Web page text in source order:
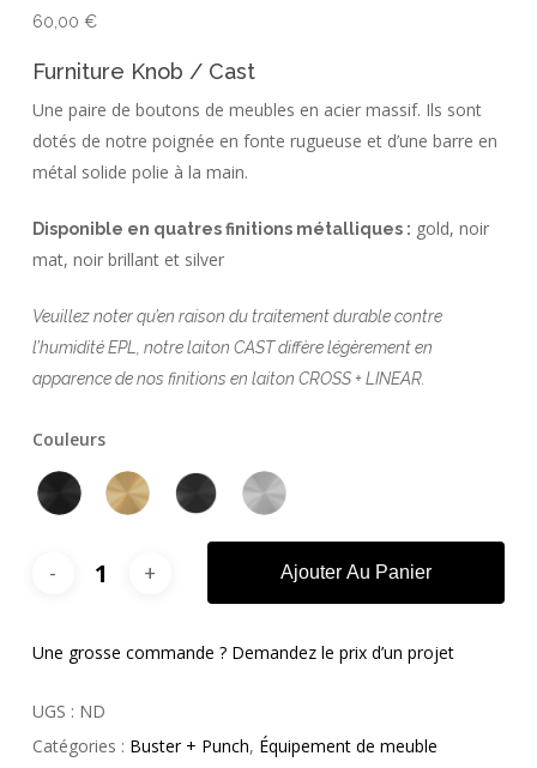
60,00 €
Furniture Knob / Cast
Une paire de boutons de meubles en acier massif. Ils sont
dotés de notre poignée en fonte rugueuse et d’une barre en
métal solide polie à la main.
Disponible en quatres finitions métalliques : gold, noir
mat, noir brillant et silver
Veuillez noter qu’en raison du traitement durable contre
l’humidité EPL, notre laiton CAST diffère légèrement en
apparence de nos finitions en laiton CROSS + LINEAR.
Couleurs
Ajouter Au Panier
Une grosse commande ? Demandez le prix d’un projet
UGS : ND
Catégories : Buster + Punch, Équipement de meuble